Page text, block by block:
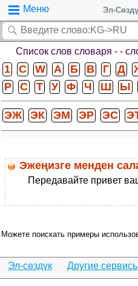
Меню Эл-
Список слов словаря - -
1 C W А Б В Г Д
Р
С Т У Ф Ч Ш Ы
ЭЖ ЭК ЭМ ЭР ЭС
Эжеңизге менден
Передавайте привет
Можете поискать примеры
Эл-сөздүк Другие